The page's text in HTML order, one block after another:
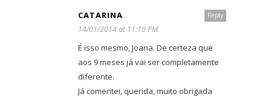
Reply
CATARINA
14/01/2014 at 11:10 PM
É isso mesmo, Joana. De certeza que
aos 9 meses já vai ser completamente
diferente.
Já comentei, querida, muito obrigada